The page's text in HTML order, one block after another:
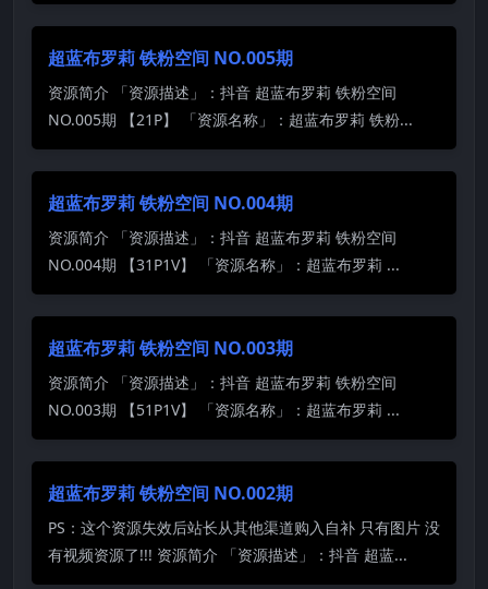
超蓝布罗莉 铁粉空间 NO.005期
资源简介 「资源描述」：抖音 超蓝布罗莉 铁粉空间
NO.005期 【21P】 「资源名称」：超蓝布罗莉 铁粉...
超蓝布罗莉 铁粉空间 NO.004期
资源简介 「资源描述」：抖音 超蓝布罗莉 铁粉空间
NO.004期 【31P1V】 「资源名称」：超蓝布罗莉 ...
超蓝布罗莉 铁粉空间 NO.003期
资源简介 「资源描述」：抖音 超蓝布罗莉 铁粉空间
NO.003期 【51P1V】 「资源名称」：超蓝布罗莉 ...
超蓝布罗莉 铁粉空间 NO.002期
PS：这个资源失效后站长从其他渠道购入自补 只有图片 没
有视频资源了!!! 资源简介 「资源描述」：抖音 超蓝...